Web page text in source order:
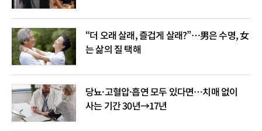
“더 오래 살래, 즐겁게 살래?”…男은 수명, 女
는 삶의 질 택해
당뇨·고혈압·흡연 모두 있다면…치매 없이
사는 기간 30년→17년